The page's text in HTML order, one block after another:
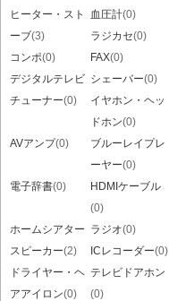
ヒーター・スト
ーブ(3)
血圧計(0)
ラジカセ(0)
コンポ(0) FAX(0)
デジタルテレビ
チューナー(0)
シェーバー(0)
イヤホン・ヘッ
ドホン(0)
AVアンプ(0)
ブルーレイプレ
ーヤー(0)
電子辞書(0)
HDMIケーブル
(0)
ホームシアター
スピーカー(2)
ラジオ(0)
ICレコーダー(0)
ドライヤー・ヘ
アアイロン(0)
テレビドアホン
(0)